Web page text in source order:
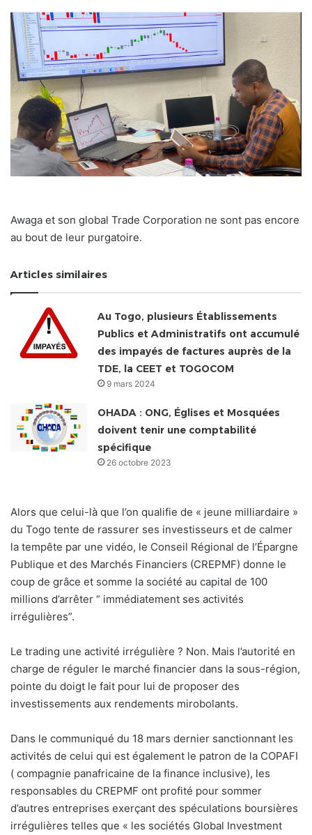
Awaga et son global Trade Corporation ne sont pas encore
au bout de leur purgatoire.
Articles similaires
Au Togo, plusieurs Établissements
Publics et Administratifs ont accumulé
des impayés de factures auprès de la
TDE, la CEET et TOGOCOM
9 mars 2024
OHADA : ONG, Églises et Mosquées
doivent tenir une comptabilité
spécifique
26 octobre 2023
Alors que celui-là que l’on qualifie de « jeune milliardaire »
du Togo tente de rassurer ses investisseurs et de calmer
la tempête par une vidéo, le Conseil Régional de l’Épargne
Publique et des Marchés Financiers (CREPMF) donne le
coup de grâce et somme la société au capital de 100
millions d’arrêter “ immédiatement ses activités
irrégulières”.
Le trading une activité irrégulière ? Non. Mais l’autorité en
charge de réguler le marché financier dans la sous-région,
pointe du doigt le fait pour lui de proposer des
investissements aux rendements mirobolants.
Dans le communiqué du 18 mars dernier sanctionnant les
activités de celui qui est également le patron de la COPAFI
( compagnie panafricaine de la finance inclusive), les
responsables du CREPMF ont profité pour sommer
d’autres entreprises exerçant des spéculations boursières
irrégulières telles que « les sociétés Global Investment